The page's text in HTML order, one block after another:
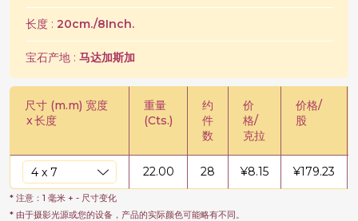
长度 : 20cm./8Inch.
宝石产地 : 马达加斯加
尺寸 (m.m) 宽度
x长度
重量
(Cts.)
约
件
数
价
格/
克拉
价格/
股
22.00 28 ¥8.15 ¥179.23
* 注意：1 毫米 + - 尺寸变化
* 由于摄影光源或您的设备，产品的实际颜色可能略有不同。